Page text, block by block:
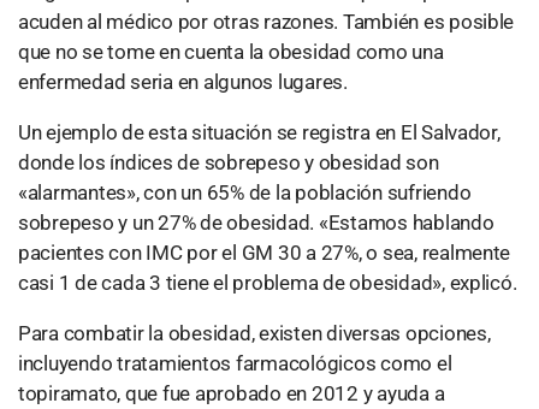
acuden al médico por otras razones. También es posible
que no se tome en cuenta la obesidad como una
enfermedad seria en algunos lugares.
Un ejemplo de esta situación se registra en El Salvador,
donde los índices de sobrepeso y obesidad son
«alarmantes», con un 65% de la población sufriendo
sobrepeso y un 27% de obesidad. «Estamos hablando
pacientes con IMC por el GM 30 a 27%, o sea, realmente
casi 1 de cada 3 tiene el problema de obesidad», explicó.
Para combatir la obesidad, existen diversas opciones,
incluyendo tratamientos farmacológicos como el
topiramato, que fue aprobado en 2012 y ayuda a